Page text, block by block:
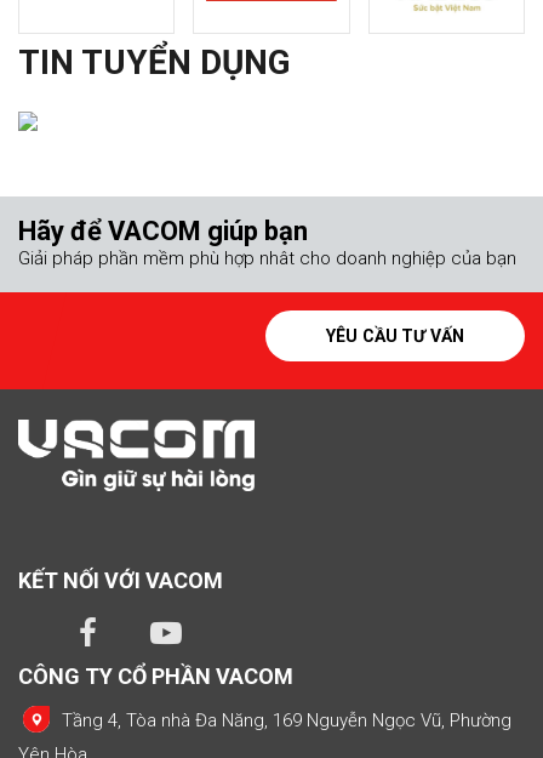
TIN TUYỂN DỤNG
Hãy để VACOM giúp bạn
Giải pháp phần mềm phù hợp nhât cho doanh nghiệp của bạn
YÊU CẦU TƯ VẤN
KẾT NỐI VỚI VACOM
CÔNG TY CỔ PHẦN VACOM
Tầng 4, Tòa nhà Đa Năng, 169 Nguyễn Ngọc Vũ, Phường